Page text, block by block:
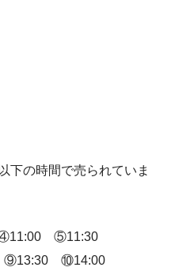
下の時間で売られていま
⑤11:30
⑩14:00